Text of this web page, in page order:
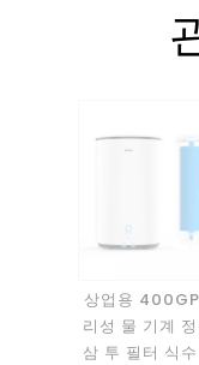
상업용
리성 물 기계
삼 투 필터 식